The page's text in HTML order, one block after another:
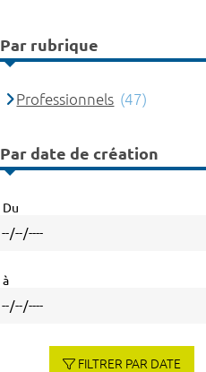
Par rubrique
Professionnels (47)
Par date de création
Du
à
FILTRER PAR DATE